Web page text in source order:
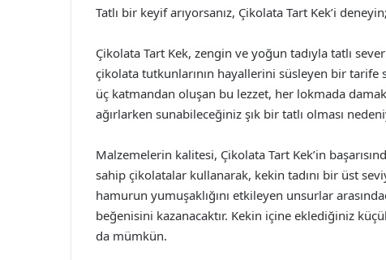
Tatlı bir keyif arıyorsanız, Çikolata Tart Kek’i
Çikolata Tart Kek, zengin ve yoğun tadıyla tatlı
çikolata tutkunlarının hayallerini süsleyen bir tarife
üç katmandan oluşan bu lezzet, her lokmada
ağırlarken sunabileceğiniz şık bir tatlı olması
Malzemelerin kalitesi, Çikolata Tart Kek’in
sahip çikolatalar kullanarak, kekin tadını bir üst
hamurun yumuşaklığını etkileyen unsurlar
beğenisini kazanacaktır. Kekin içine eklediğiniz
da mümkün.